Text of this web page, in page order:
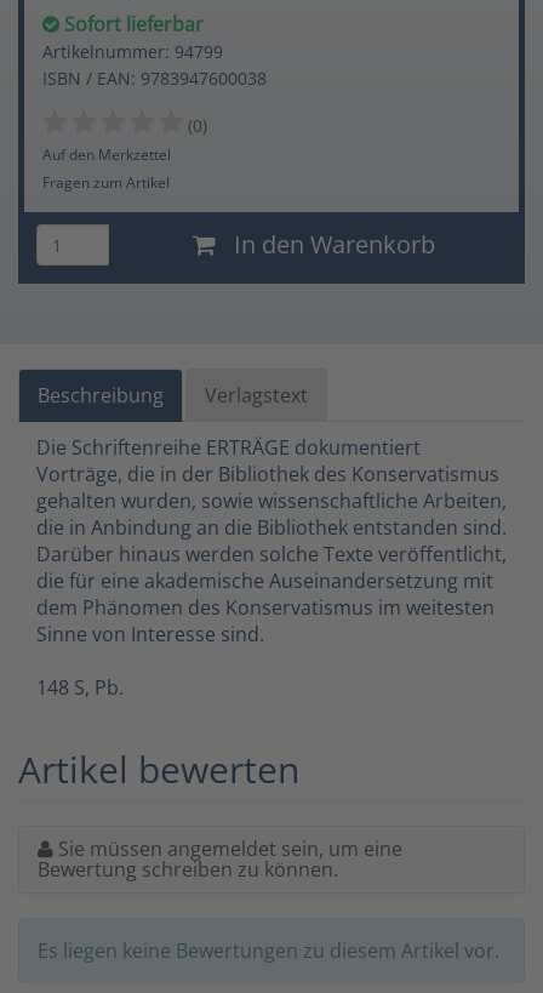
Sofort lieferbar
Artikelnummer: 94799
ISBN / EAN: 9783947600038
(0)
Auf den Merkzettel
Fragen zum Artikel
In den Warenkorb
Beschreibung
Verlagstext
Die Schriftenreihe ERTRÄGE dokumentiert
Vorträge, die in der Bibliothek des Konservatismus
gehalten wurden, sowie wissenschaftliche Arbeiten,
die in Anbindung an die Bibliothek entstanden sind.
Darüber hinaus werden solche Texte veröffentlicht,
die für eine akademische Auseinandersetzung mit
dem Phänomen des Konservatismus im weitesten
Sinne von Interesse sind.
148 S, Pb.
Artikel bewerten
Sie müssen angemeldet sein, um eine
Bewertung schreiben zu können.
Es liegen keine Bewertungen zu diesem Artikel vor.